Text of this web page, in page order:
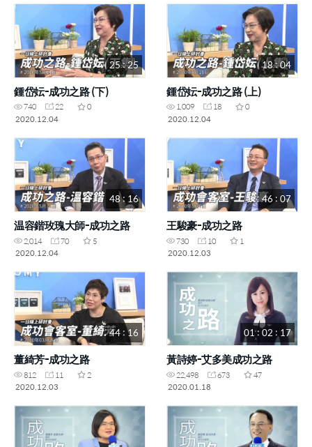
25 : 25
鍾岱妘-成功之路 (下)
740 22
0
2020.12.04
18 : 04
鍾岱妘-成功之路 (上)
1,009 18
0
2020.12.04
48 : 16
温容鍇玫瑰大師-成功之路
2,014 70
5
2020.12.04
46 : 07
王駿豪-成功之路
730 10
1
2020.12.03
44 : 16
董綺芳-成功之路
812 11
2
2020.12.03
01 : 02 : 17
黃詩婷-艾多美成功之路
22,498 673
47
2020.01.18